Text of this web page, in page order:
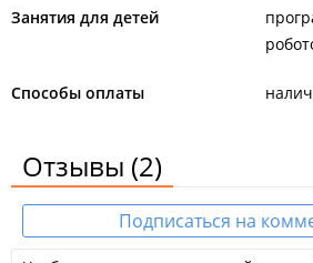
Занятия для детей
Способы оплаты
Отзывы (2)
Подписаться на